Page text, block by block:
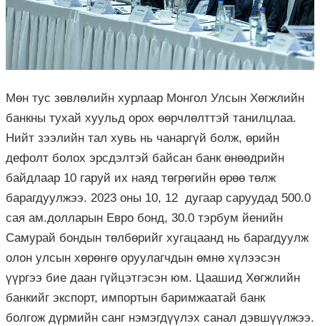
Мөн тус зөвлөлийн хурлаар Монгол Улсын Хөгжлийн
банкны тухай хуульд орох өөрчлөлттэй танилцлаа.
Нийт зээлийн тал хувь нь чанаргүй болж, өрийн
дефолт болох эрсдэлтэй байсан банк өнөөдрийн
байдлаар 10 гаруй их наяд төгрөгийн өрөө төлж
барагдуулжээ. 2023 оны 10, 12 дугаар саруудад 500.0
сая ам.долларын Евро бонд, 30.0 тэрбум йенийн
Самурай бондын төлбөрийг хугацаанд нь барагдуулж
олон улсын хөрөнгө оруулагчдын өмнө хүлээсэн
үүргээ бие даан гүйцэтгэсэн юм. Цаашид Хөгжлийн
банкийг экспорт, импортын баримжаатай банк
болгож дүрмийн санг нэмэгдүүлэх санал дэвшүүлжээ.